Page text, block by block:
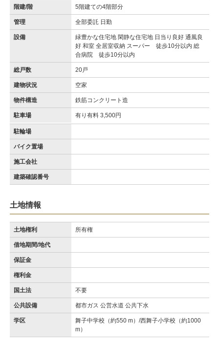
階建/階 5階建ての4階部分
管理 全部委託 日勤
設備
緑豊かな住宅地 閑静な住宅地 日当り良好 通風良
好 和室 全居室収納 スーパー 徒歩10分以内 総
合病院 徒歩10分以内
総戸数 20戸
建物状況 空家
物件構造 鉄筋コンクリート造
駐車場 有り有料 3,500円
駐輪場
バイク置場
施工会社
建築確認番号
土地情報
土地権利 所有権
借地期間/地代
保証金
権利金
国土法 不要
公共設備 都市ガス 公営水道 公共下水
学区
舞子中学校（約550 m）/西舞子小学校（約1000
m）